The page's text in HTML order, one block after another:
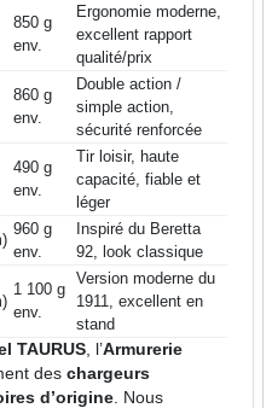
850 g
env.
Ergonomie moderne,
excellent rapport
qualité/prix
860 g
env.
Double action /
simple action,
sécurité renforcée
490 g
env.
Tir loisir, haute
capacité, fiable et
léger
960 g
env.
Inspiré du Beretta
92, look classique
1 100 g
env.
Version moderne du
1911, excellent en
stand
TAURUS , l’Armurerie
deschargeurs
d’origine . Nous